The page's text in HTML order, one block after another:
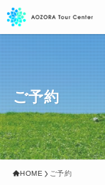
ご予約
HOME ご予約